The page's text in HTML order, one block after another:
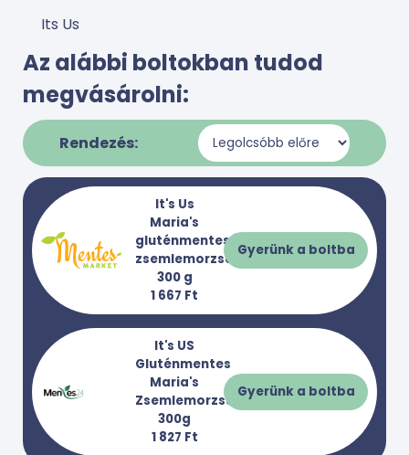
Its Us
Az alábbi boltokban tudod
megvásárolni:
Rendezés:
It's Us
Maria's
gluténmentes
zsemlemorzsa
300 g
1 667 Ft
Gyerünk a boltba
It's US
Gluténmentes
Maria's
Zsemlemorzsa
300g
1 827 Ft
Gyerünk a boltba